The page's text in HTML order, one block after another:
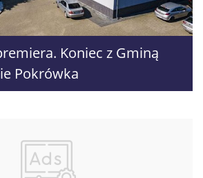
Koniec z Gminą
Pokrówka